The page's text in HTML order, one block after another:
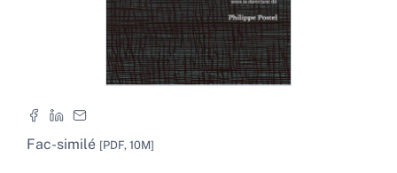
Fac-similé [PDF, 10M]